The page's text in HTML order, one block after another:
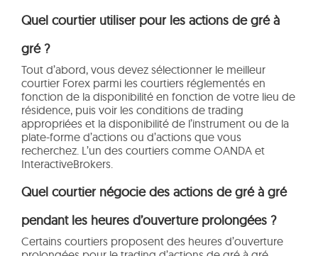
Quel courtier utiliser pour les actions de gré à
gré ?
Tout d’abord, vous devez sélectionner le meilleur
courtier Forex parmi les courtiers réglementés en
fonction de la disponibilité en fonction de votre lieu de
résidence, puis voir les conditions de trading
appropriées et la disponibilité de l’instrument ou de la
plate-forme d’actions ou d’actions que vous
recherchez. L’un des courtiers comme OANDA et
InteractiveBrokers.
Quel courtier négocie des actions de gré à gré
pendant les heures d’ouverture prolongées ?
Certains courtiers proposent des heures d’ouverture